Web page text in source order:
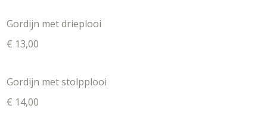
Gordijn met drieplooi
€ 13,00
Gordijn met stolpplooi
€ 14,00